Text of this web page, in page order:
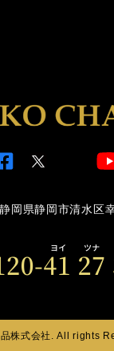
岡県静岡市清水区
株式会社. All rights